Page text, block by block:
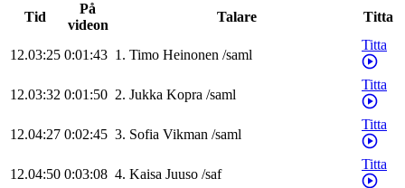
Tid
På
videon
Talare Titta
12.03:25 0:01:43 1. Timo Heinonen /saml
Titta
12.03:32 0:01:50 2. Jukka Kopra /saml
Titta
12.04:27 0:02:45 3. Sofia Vikman /saml
Titta
12.04:50 0:03:08 4. Kaisa Juuso /saf
Titta